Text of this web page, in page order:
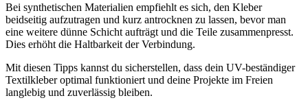
Bei synthetischen Materialien empfiehlt es sich, den Kleber
beidseitig aufzutragen und kurz antrocknen zu lassen, bevor man
eine weitere dünne Schicht aufträgt und die Teile zusammenpresst.
Dies erhöht die Haltbarkeit der Verbindung.
Mit diesen Tipps kannst du sicherstellen, dass dein UV-beständiger
Textilkleber optimal funktioniert und deine Projekte im Freien
langlebig und zuverlässig bleiben.